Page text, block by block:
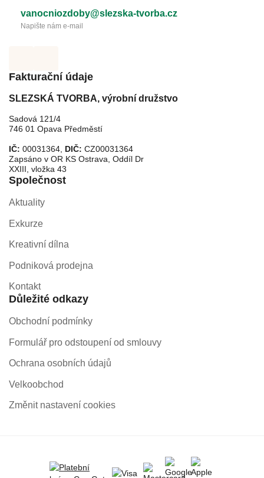
vanocniozdoby@slezska-tvorba.cz
Napište nám e-mail
Fakturační údaje
SLEZSKÁ TVORBA, výrobní družstvo
Sadová 121/4
746 01 Opava Předměstí
IČ: 00031364, DIČ: CZ00031364
Zapsáno v OR KS Ostrava, Oddíl Dr
XXIII, vložka 43
Společnost
Aktuality
Exkurze
Kreativní dílna
Podniková prodejna
Kontakt
Důležité odkazy
Obchodní podmínky
Formulář pro odstoupení od smlouvy
Ochrana osobních údajů
Velkoobchod
Změnit nastavení cookies